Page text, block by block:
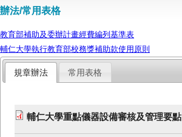
您在這裡
辦法/常用表格
教育部補助及委辦計畫經費編列基準表
輔仁大學執行教育部校務獎補助款使用原則
規章辦法 常用表格
輔仁大學重點儀器設備審核及管理要點